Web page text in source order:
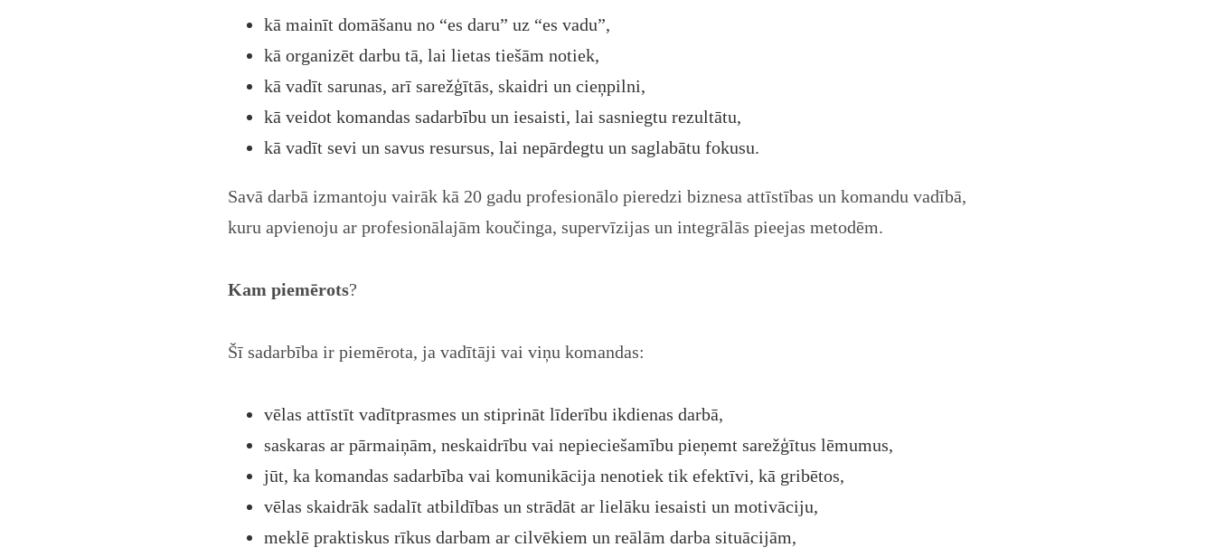
kā mainīt domāšanu no “es daru” uz “es vadu”,
kā organizēt darbu tā, lai lietas tiešām notiek,
kā vadīt sarunas, arī sarežģītās, skaidri un cieņpilni,
kā veidot komandas sadarbību un iesaisti, lai sasniegtu rezultātu,
kā vadīt sevi un savus resursus, lai nepārdegtu un saglabātu fokusu.
Savā darbā izmantoju vairāk kā 20 gadu profesionālo pieredzi biznesa attīstības un komandu vadībā,
kuru apvienoju ar profesionālajām koučinga, supervīzijas un integrālās pieejas metodēm.
Kam piemērots?
Šī sadarbība ir piemērota, ja vadītāji vai viņu komandas:
vēlas attīstīt vadītprasmes un stiprināt līderību ikdienas darbā,
saskaras ar pārmaiņām, neskaidrību vai nepieciešamību pieņemt sarežģītus lēmumus,
jūt, ka komandas sadarbība vai komunikācija nenotiek tik efektīvi, kā gribētos,
vēlas skaidrāk sadalīt atbildības un strādāt ar lielāku iesaisti un motivāciju,
meklē praktiskus rīkus darbam ar cilvēkiem un reālām darba situācijām,